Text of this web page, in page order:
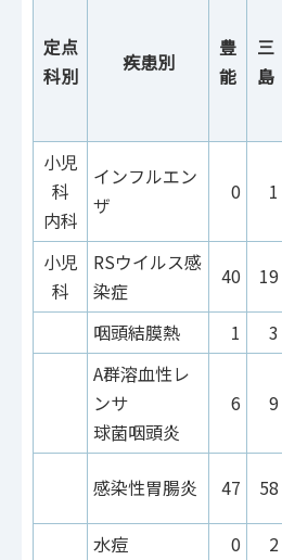
定点
科別
疾患別
豊
能
三
島
小児
科
内科
インフルエン
ザ
0 1
小児
科
RSウイルス感
染症
40 19
咽頭結膜熱 1 3
A群溶血性レ
ンサ
球菌咽頭炎
6 9
感染性胃腸炎 47 58
水痘
0 2